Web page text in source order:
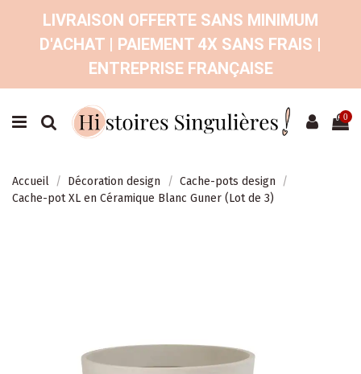
LIVRAISON OFFERTE SANS MINIMUM
D'ACHAT | PAIEMENT 4X SANS FRAIS |
ENTREPRISE FRANÇAISE
0
Accueil Décoration design
Cache-pots design
Cache-pot XL en Céramique Blanc Guner (Lot de 3)